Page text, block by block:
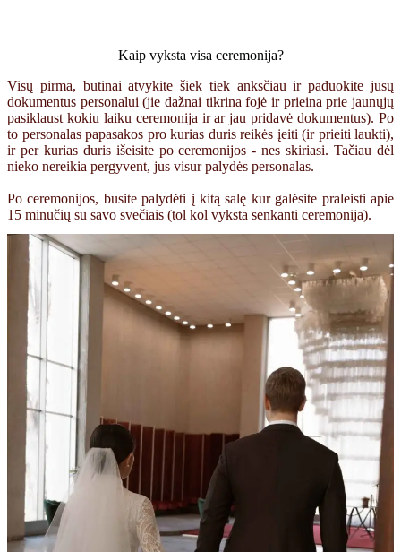
Kaip vyksta visa ceremonija?
Visų pirma, būtinai atvykite šiek tiek anksčiau ir paduokite jūsų
dokumentus personalui (jie dažnai tikrina fojė ir prieina prie jaunųjų
pasiklaust kokiu laiku ceremonija ir ar jau pridavė dokumentus). Po
to personalas papasakos pro kurias duris reikės įeiti (ir prieiti laukti),
ir per kurias duris išeisite po ceremonijos - nes skiriasi. Tačiau dėl
nieko nereikia pergyvent, jus visur palydės personalas.
Po ceremonijos, busite palydėti į kitą salę kur galėsite praleisti apie
15 minučių su savo svečiais (tol kol vyksta senkanti ceremonija).